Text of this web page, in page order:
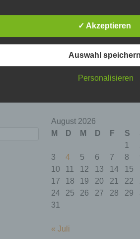
=
und weniger exzellente Worte |Markiert mit
August 2026
M
D M D F S
1
3
4 5 6 7 8
10
11 12 13 14 15
17
18 19 20 21 22
24
25 26 27 28 29
31
« Juli
✓ Akzeptieren
Auswahl speichern
Personalisieren